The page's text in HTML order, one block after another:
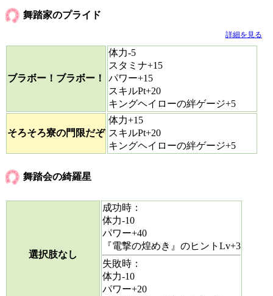
舞踏家のプライド
詳細を見る
ブラボー！ブラボー！
体力-5
スタミナ+15
パワー+15
スキルPt+20
キングヘイローの絆ゲージ+5
そろそろ寮の門限だぞ
体力+15
スキルPt+20
キングヘイローの絆ゲージ+5
舞踏会の綺羅星
選択肢なし
成功時：
体力-10
パワー+40
『電撃の煌めき』のヒントLv+3
失敗時：
体力-10
パワー+20